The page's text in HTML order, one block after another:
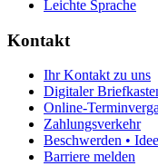
Leichte Sprache
Kontakt
Ihr Kontakt zu uns
Digitaler
Online-
Zahlungsverkehr
Beschwerden •
Barriere melden